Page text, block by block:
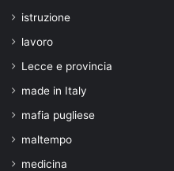
istruzione
lavoro
Lecce e provincia
made in Italy
mafia pugliese
maltempo
medicina